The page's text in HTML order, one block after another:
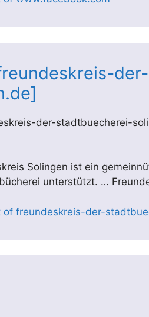
der-stadtbuecherei-
Solingen ist ein
unterstützt. …